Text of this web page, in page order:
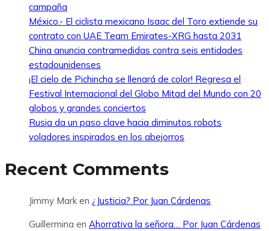
campaña
México.- El ciclista mexicano Isaac del Toro extiende su
contrato con UAE Team Emirates-XRG hasta 2031
China anuncia contramedidas contra seis entidades
estadounidenses
¡El cielo de Pichincha se llenará de color! Regresa el
Festival Internacional del Globo Mitad del Mundo con 20
globos y grandes conciertos
Rusia da un paso clave hacia diminutos robots
voladores inspirados en los abejorros
Recent Comments
Jimmy Mark en ¿Justicia? Por Juan Cárdenas
Guillermina en Ahorrativa la señora… Por Juan Cárdenas